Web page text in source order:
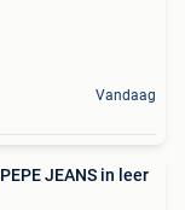
Vandaag
JEANS in leer